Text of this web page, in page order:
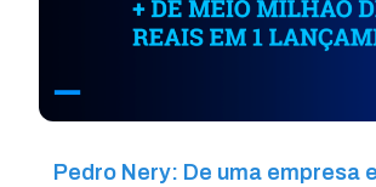
Pedro Nery: De uma empresa